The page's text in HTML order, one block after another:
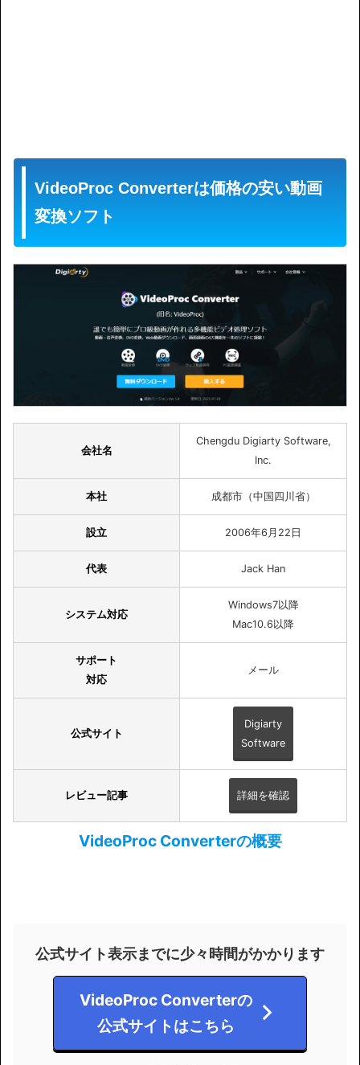
VideoProc Converterは価格の安い動画
変換ソフト
会社名
Chengdu Digiarty Software,
Inc.
本社 成都市（中国四川省）
設立 2006年6月22日
代表 Jack Han
システム対応
Windows7以降
Mac10.6以降
サポート
対応
メール
公式サイト
Digiarty
Software
レビュー記事 詳細を確認
VideoProc Converterの概要
公式サイト表示までに少々時間がかかります
VideoProc Converterの
公式サイトはこちら